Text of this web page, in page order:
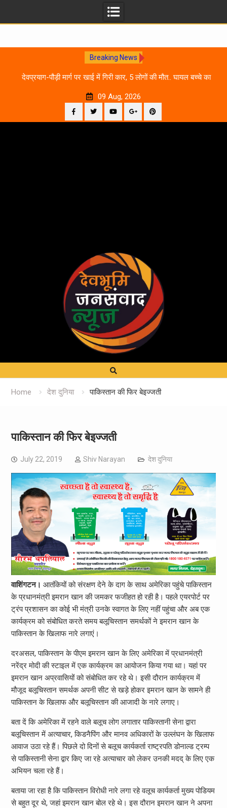
Breaking News
देवप्रयाग-पौड़ी मार्ग पर खाई में गिरी कार, 5 लोगों की मौत.. घायल बच्चे का
09 Aug, 2026
Home देश दुनिया पाकिस्तान की फिर बेइज्जती
पाकिस्तान की फिर बेइज्जती
July 22, 2019 Shiv Narayan देश दुनिया
वाशिंगटन। आतंकियों को संरक्षण देने के दाग के साथ अमेरिका पहुंचे पाकिस्तान
के प्रधानमंत्री इमरान खान की जमकर फजीहत हो रही है। पहले एयरपोर्ट पर
ट्रंप प्रशासन का कोई भी मंत्री उनके स्वागत के लिए नहीं पहुंचा और अब एक
कार्यक्रम को संबोधित करते समय बलूचिस्तान समर्थकों ने इमरान खान के
पाकिस्तान के खिलाफ नारे लगाएं।
दरअसल, पाकिस्तान के पीएम इमरान खान के लिए अमेरिका में प्रधानमंत्री
नरेंद्र मोदी की स्टाइल में एक कार्यक्रम का आयोजन किया गया था। यहां पर
इमरान खान अप्रवासियों को संबोधित कर रहे थे। इसी दौरान कार्यक्रम में
मौजूद बलूचिस्तान समर्थक अपनी सीट से खड़े होकर इमरान खान के सामने ही
पाकिस्तान के खिलाफ और बलूचिस्तान की आजादी के नारे लगाए।
बता दें कि अमेरिका में रहने वाले बलूच लोग लगातार पाकिस्तानी सेना द्वारा
बलूचिस्तान में अत्याचार, किडनैपिंग और मानव अधिकारों के उल्लंघन के खिलाफ
आवाज उठा रहे हैं। पिछले दो दिनों से बलूच कार्यकर्ता राष्ट्रपति डोनाल्ड ट्रम्प
से पाकिस्तानी सेना द्वार किए जा रहे अत्याचार को लेकर उनकी मदद् के लिए एक
अभियन चला रहे हैं।
बताया जा रहा है कि पाकिस्तान विरोधी नारे लगा रहे वलूच कार्यकर्ता मुख्य पोडियम
से बहुत दूर थे, जहां इमरान खान बोल रहे थे। इस दौरान इमरान खान ने अपना